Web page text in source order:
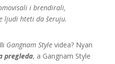
i brendirali,
ljudi hteti da šeruju.
Gangnam Stylevidea? Nyan
pregleda, a Gangnam Style